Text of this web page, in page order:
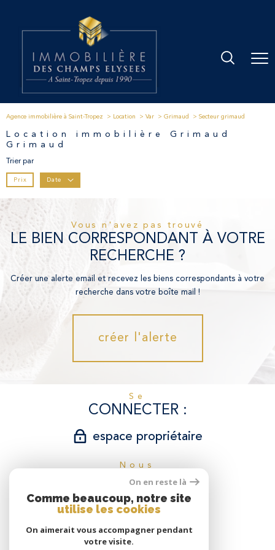
Agence immobilière à Saint-Tropez Location Var Grimaud Secteur grimaud
Location immobilière Grimaud
Grimaud
Trier par
Prix Date
Vous n'avez pas trouvé
LE BIEN CORRESPONDANT À VOTRE
RECHERCHE ?
Créer une alerte email et recevez les biens correspondants à votre
recherche dans votre boîte mail !
créer l'alerte
se
CONNECTER
espace propriétaire
nous
SUIVRE
nous
On en reste là
Comme beaucoup, notre site
utilise les cookies
On aimerait vous accompagner pendant
votre visite.